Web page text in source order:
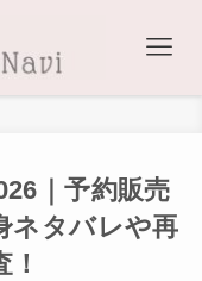
｜予約販売
ネタバレや再